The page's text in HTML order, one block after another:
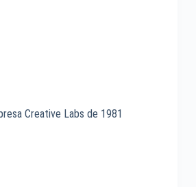
Creative Labs de 1981